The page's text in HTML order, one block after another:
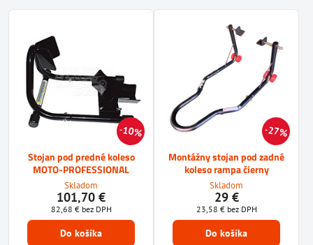
10%
Stojan pod predné koleso
MOTO-PROFESSIONAL
Skladom
101,70 €
82,68 € bez DPH
Do košíka
27%
Montážny stojan pod zadné
koleso rampa čierny
Skladom
29 €
23,58 € bez DPH
Do košíka